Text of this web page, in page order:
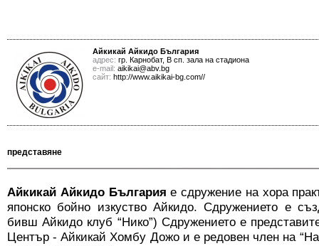
Айкикай Айкидо България
адрес: гр. Карнобат, В сп. зала на стадиона
е-mail: aikikai@abv.bg
сайт: http://www.aikikai-bg.com//
представяне
Айкикай Айкидо България е сдружение на хора
японско бойно изкуство Айкидо. Сдружението е
бивш Айкидо клуб “Нико”) Сдружението е
Център - Айкикай Хомбу Дожо и е редовен член на